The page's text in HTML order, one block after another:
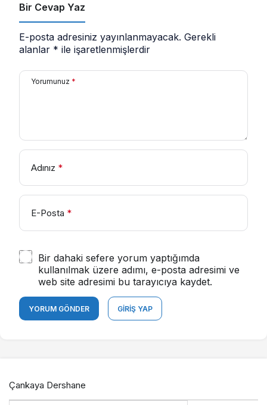
Bir Cevap Yaz
E-posta adresiniz yayınlanmayacak. Gerekli
alanlar * ile işaretlenmişlerdir
Yorumunuz *
Adınız *
E-Posta *
Bir dahaki sefere yorum yaptığımda
kullanılmak üzere adımı, e-posta adresimi ve
web site adresimi bu tarayıcıya kaydet.
YORUM GÖNDER GIRIŞ YAP
Çankaya Dershane